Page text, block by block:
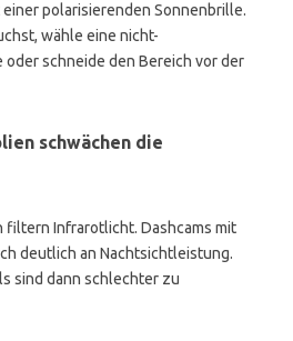
polarisierenden Sonnenbrille.
wähle eine nicht-
schneide den Bereich vor der
schwächen die
filtern Infrarotlicht. Dashcams mit
deutlich an Nachtsichtleistung.
sind dann schlechter zu